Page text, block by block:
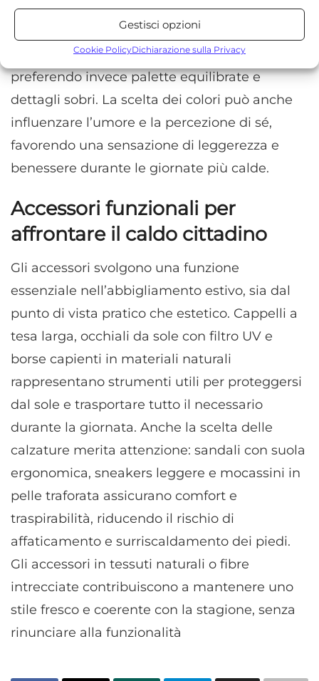
Statistiche
Archiviare informazioni su dispositivo e/o accedervi, Misurare le
prestazioni degli annunci, Misurare le prestazioni dei contenuti,
combinazione di dati provenienti da fonti diverse.
Marketing
Archiviare informazioni su dispositivo e/o accedervi, Utilizzare
dati limitati per la selezione della pubblicità, Creare profili per la
pubblicità personalizzata, Utilizzare profili per la selezione di
dei contenuti, Utilizzare profili per la selezione di contenuti
personalizzati, Sviluppare e migliorare i servizi, Utilizzare dati
limitati per la selezione dei contenuti.
Funzionalità Sempre attivo
Abbinare e combinare dati provenienti da altre
fonti di dati, Collegare diversi dispositivi,
Identificare i dispositivi in base alle informazioni
trasmesse automaticamente.
Utilizzare dati di geolocalizzazione precisi,
Riconoscere i dispositivi in base a informazioni
richieste attivamente.
Garantire la sicurezza, prevenire e
e presentare pubblicità e contenuto,
Salvare e comunicare le scelte sulla
Sempre attivo
Gestisci opzioni
Cookie PolicyDichiarazione sulla Privacy
eccessive. È consigliabile limitare l’uso di
motivi troppo complessi o di colori
particolarmente accesi nei contesti formali,
preferendo invece palette equilibrate e
dettagli sobri. La scelta dei colori può anche
influenzare l’umore e la percezione di sé,
favorendo una sensazione di leggerezza e
benessere durante le giornate più calde.
Accessori funzionali per
affrontare il caldo cittadino
Gli accessori svolgono una funzione
essenziale nell’abbigliamento estivo, sia dal
punto di vista pratico che estetico. Cappelli a
tesa larga, occhiali da sole con filtro UV e
borse capienti in materiali naturali
rappresentano strumenti utili per proteggersi
dal sole e trasportare tutto il necessario
durante la giornata. Anche la scelta delle
calzature merita attenzione: sandali con suola
ergonomica, sneakers leggere e mocassini in
pelle traforata assicurano comfort e
traspirabilità, riducendo il rischio di
affaticamento e surriscaldamento dei piedi.
Gli accessori in tessuti naturali o fibre
intrecciate contribuiscono a mantenere uno
stile fresco e coerente con la stagione, senza
rinunciare alla funzionalità